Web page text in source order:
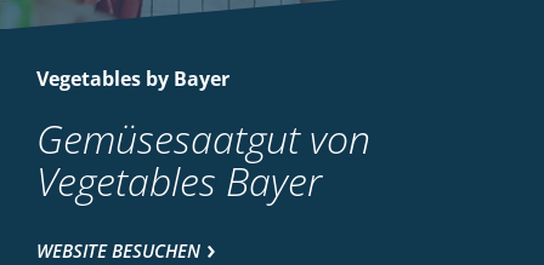
Vegetables by Bayer
Gemüsesaatgut von
Vegetables Bayer
WEBSITE BESUCHEN